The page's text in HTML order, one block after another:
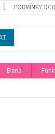
PODMÍNKY
Elana